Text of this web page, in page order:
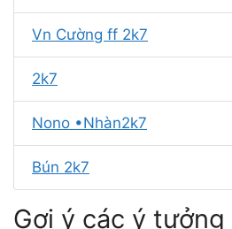
Vn Cường ff 2k7
2k7
Nono •Nhàn2k7
Bún 2k7
Gợi ý các ý